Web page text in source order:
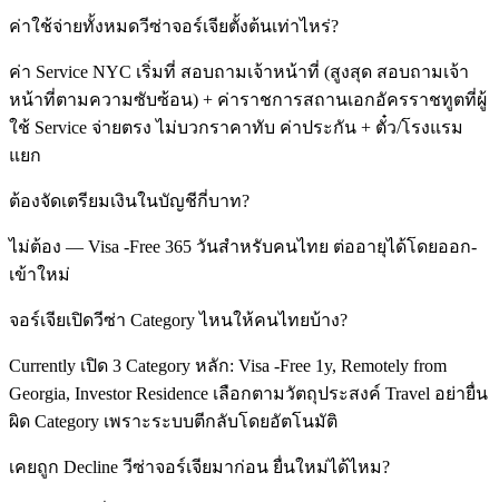
ค่าใช้จ่ายทั้งหมดวีซ่าจอร์เจียตั้งต้นเท่าไหร่?
ค่า Service NYC เริ่มที่ สอบถามเจ้าหน้าที่ (สูงสุด สอบถามเจ้า
หน้าที่ตามความซับซ้อน) + ค่าราชการสถานเอกอัครราชทูตที่ผู้
ใช้ Service จ่ายตรง ไม่บวกราคาทับ ค่าประกัน + ตั๋ว/โรงแรม
แยก
ต้องจัดเตรียมเงินในบัญชีกี่บาท?
ไม่ต้อง — Visa -Free 365 วันสำหรับคนไทย ต่ออายุได้โดยออก-
เข้าใหม่
จอร์เจียเปิดวีซ่า Category ไหนให้คนไทยบ้าง?
Currently เปิด 3 Category หลัก: Visa -Free 1y, Remotely from
Georgia, Investor Residence เลือกตามวัตถุประสงค์ Travel อย่ายื่น
ผิด Category เพราะระบบตีกลับโดยอัตโนมัติ
เคยถูก Decline วีซ่าจอร์เจียมาก่อน ยื่นใหม่ได้ไหม?